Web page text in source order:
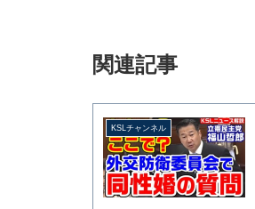
関連記事
KSLチャンネル